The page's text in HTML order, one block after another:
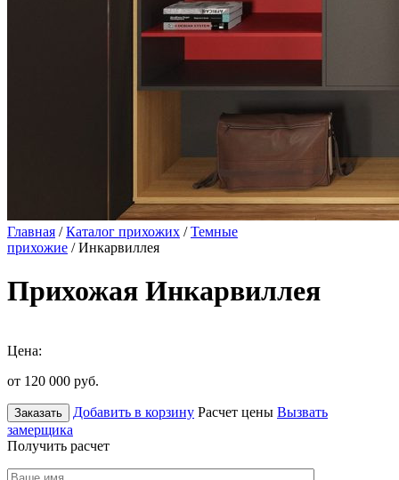
Главная /Каталог прихожих /Темные
прихожие / Инкарвиллея
Прихожая Инкарвиллея
Цена:
от 120 000 руб.
Заказать Добавить в корзину Расчет цены Вызвать
замерщика
Получить расчет